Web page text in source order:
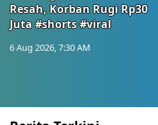
Resah, Korban Rugi Rp30
Juta #shorts #viral
6 Aug 2026, 7:30 AM